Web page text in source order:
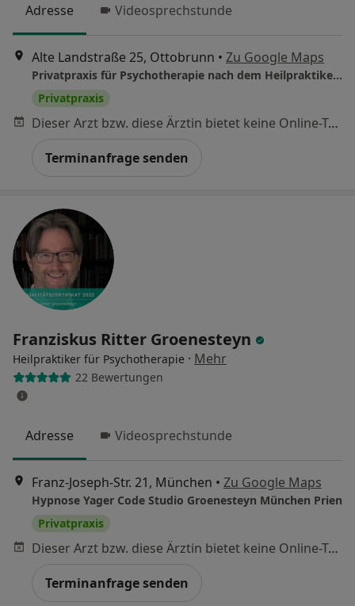
Adresse Videosprechstunde
Alte Landstraße 25, Ottobrunn • Zu Google Maps
Privatpraxis für Psychotherapie nach dem Heilpraktikergesetz Carlson El Murtadi, M.Sc. – Heilpraktiker, beschränkt auf Psychotherapie
Privatpraxis
Dieser Arzt bzw. diese Ärztin bietet keine Online-Terminbuchung an diesem Standort an.
Terminanfrage senden
Franziskus Ritter Groenesteyn
Heilpraktiker für Psychotherapie · Mehr
22 Bewertungen
Adresse Videosprechstunde
Franz-Joseph-Str. 21, München • Zu Google Maps
Hypnose Yager Code Studio Groenesteyn München Prien
Privatpraxis
Dieser Arzt bzw. diese Ärztin bietet keine Online-Terminbuchung an diesem Standort an.
Terminanfrage senden